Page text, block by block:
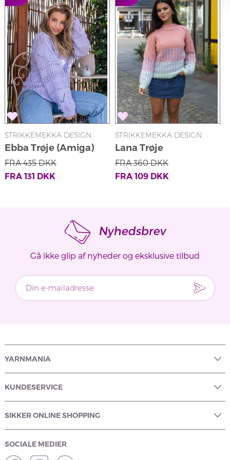
STRIKKEMEKKA DESIGN
Ebba Trøje (Amiga)
FRA 435DKK
FRA 131 DKK
STRIKKEMEKKA DESIGN
Lana Trøje
FRA 360DKK
FRA 109DKK
Nyhedsbrev
Gå ikke glip af nyheder og eksklusive tilbud
YARNMANIA
KUNDESERVICE
SIKKER ONLINE SHOPPING
SOCIALE MEDIER